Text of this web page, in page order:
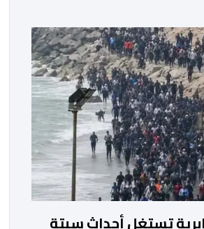
برسم ربع النهائي، ليضمن بذلك
مشاركته في كأس العالم للسيدات 2027 بالبرازيل. وسجلت
[…]
تستغل أحداث سبتة